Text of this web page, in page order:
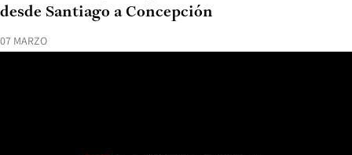
07 MARZO
desde Santiago a Concepción